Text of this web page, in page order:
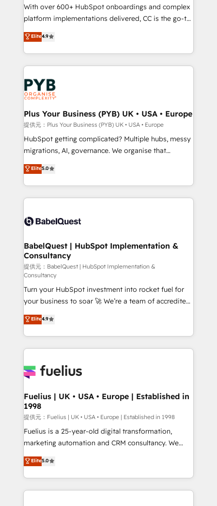
the CRM platform into your digital ecosystem. Would
you like support in deploying your inbound
to your needs and sales objectives. With 125+
certifications, we are part of the most certified
services are offered in both English & French.
With over 600+ HubSpot onboardings and complex
platform implementations delivered, CC is the go-to
Elite Solutions Partner for businesses ready to
migrate, replatform, and scale smarter. We specialize
in high-impact CRM and CMS migrations and
onboarding from platforms like Salesforce, NetSuite,
Zoho, Pardot, Marketo, Microsoft Dynamics, Wix,
WordPress and legacy CRMs, turning fragmented
systems into unified, growth-ready HubSpot
architectures that accelerate revenue operations and
performance. - Multi-object CRM migration, cleanup,
and implementation. - Pre-built and custom
integrations across your full tech stack. - Custom
- Dashboards, lifecycle campaigns, and lead
nurturing sequences. - Cross-hub setup across
scalable retainers. Let’s make HubSpot your most
powerful growth engine. Built to convert, scale, and
Elite4.9
Plus Your Business (PYB) UK • USA • Europe
提供元：Plus Your Business (PYB) UK • USA • Europe
HubSpot getting complicated? Multiple hubs, messy
migrations, AI, governance. We organise that
complexity, so your team can put HubSpot to work...
Welcome to our Profile! We help with: • CRM
implementation, reports, workflows, and team
training • CRM migration from Salesforce, Pipedrive,
custom API integrations • AI governance for
Boutique 'Elite' team of 12 • 150+ clients across Sales
Hub, Marketing Hub, Service Hub, Data Hub and
CMS • ISO/IEC 27001:2022, ISO 9001:2015, and ISO
42001:2023 certified - the AI management standard •
GuardHub: our AI governance framework, built on
ISO 42001 Ready for the next step? Click the 👈
'𝗖𝗼𝗻𝘁𝗮𝗰𝘁 𝗯𝘂𝘀𝗶𝗻𝗲𝘀𝘀' button to get in touch (𝘸𝘦'𝘳𝘦
𝘴𝘶𝘱𝘦𝘳 𝘳𝘦𝘴𝘱𝘰𝘯𝘴𝘪𝘷𝘦)
Elite5.0
BabelQuest | HubSpot Implementation &
Consultancy
提供元：BabelQuest | HubSpot Implementation &
Consultancy
Turn your HubSpot investment into rocket fuel for
your business to soar 🚀 We’re a team of accredited
HubSpot experts ready to help you. We can
implement the platform into complex business
environments, optimise what you've got and make
sure you can actually use it, build your website in
for you and execute it on HubSpot. We are on the
framework, meaning we've been accredited by
HubSpot and vetted by the CCS, which means we
can support public sector companies as well the
other ones listed in our profile. Our services: -
HubSpot implementation - HubSpot CMS website
is there for you to: - Grow revenue, and run your
business more efficiently - Build stronger
Elite4.9
Fuelius | UK • USA • Europe | Established in
1998
提供元：Fuelius | UK • USA • Europe | Established in 1998
Fuelius is a 25-year-old digital transformation,
marketing automation and CRM consultancy. We
enable mid-market and enterprise clients to
maximise their return from digital and fuel their
growth. We modernise platforms, streamline
operations that are causing inefficiencies, improve
Elite5.0